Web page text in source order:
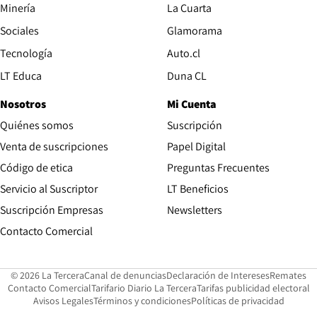
Minería
Sociales
Tecnología
LT Educa
La Cuarta
Glamorama
Auto.clOpens in new window
Duna CLOpens in new window
Nosotros
Quiénes somos
Venta de suscripciones
Código de etica Opens in new window
Servicio al Suscriptor
Suscripción Empresas
Contacto ComercialOpens in new window
Mi Cuenta
Suscripción
Papel DigitalOpens in new
Preguntas Frecuentes
LT Beneficios
Newsletters
© 2026 La TerceraCanal de denunciasOpens in new window
Declaración de InteresesOpens in
Remates
Contacto ComercialOpens in new window
Tarifario Diario La TerceraOpens in new window
Tarifas publicidad electoral
Avisos LegalesOpens in new window
Términos y condicionesPolíticas de privacidad